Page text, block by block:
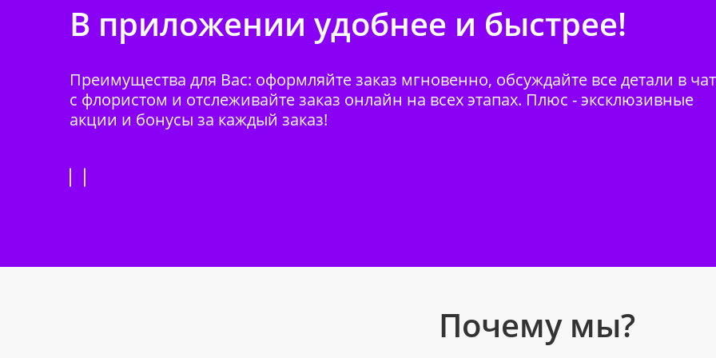
В приложении удобнее и быстрее!
Преимущества для Вас: оформляйте заказ мгновенно, обсуждайте все детали в
с флористом и отслеживайте заказ онлайн на всех этапах. Плюс - эксклюзивные
акции и бонусы за каждый заказ!
Почему мы?